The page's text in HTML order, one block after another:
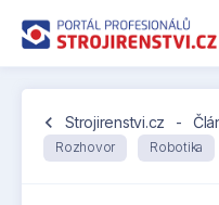
chevron_left Strojirenstvi.cz -
Rozhovor Robotika